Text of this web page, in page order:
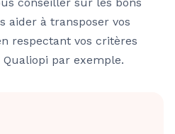
aider à transposer vos
respectant vos critères
par exemple.